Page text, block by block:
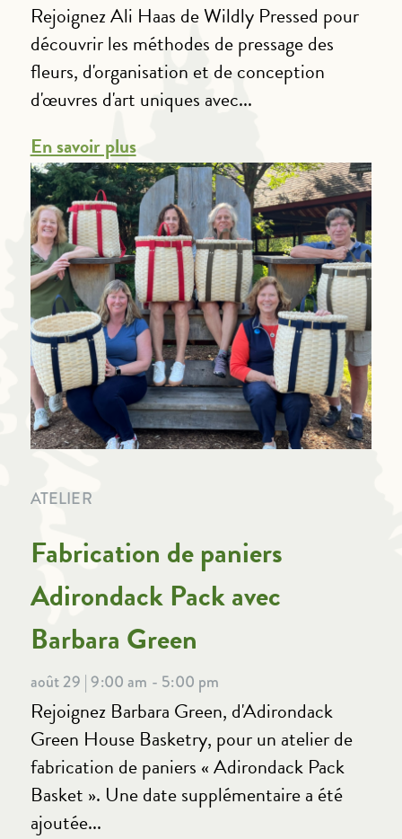
Rejoignez Ali Haas de Wildly Pressed pour
découvrir les méthodes de pressage des
fleurs, d'organisation et de conception
d'œuvres d'art uniques avec...
En savoir plus
ATELIER
Fabrication de paniers
Adirondack Pack avec
Barbara Green
août 29 | 9:00 am - 5:00 pm
Rejoignez Barbara Green, d'Adirondack
Green House Basketry, pour un atelier de
fabrication de paniers « Adirondack Pack
Basket ». Une date supplémentaire a été
ajoutée...